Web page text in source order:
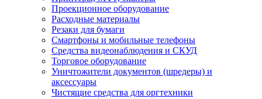
Проекционное оборудование
Расходные материалы
Резаки для бумаги
Смартфоны и мобильные телефоны
Средства видеонаблюдения и СКУД
Торговое оборудование
Уничтожители документов (шредеры) и
аксессуары
Чистящие средства для оргтехники